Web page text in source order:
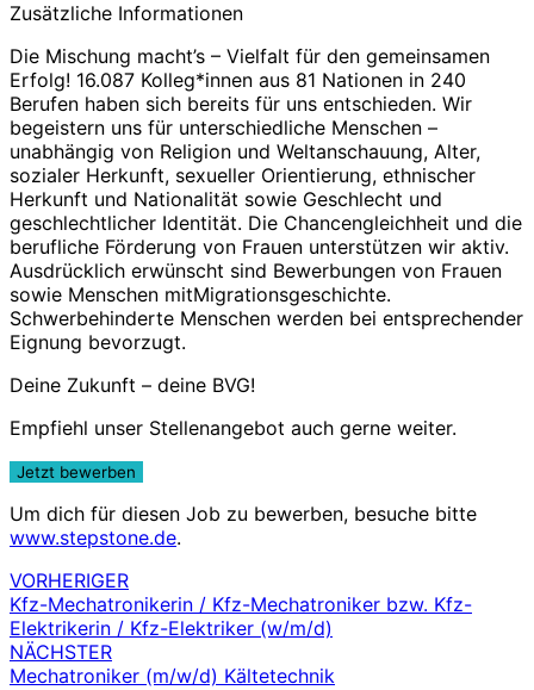
Zusätzliche Informationen
Die Mischung macht’s – Vielfalt für den gemeinsamen
Erfolg! 16.087 Kolleg*innen aus 81 Nationen in 240
Berufen haben sich bereits für uns entschieden. Wir
begeistern uns für unterschiedliche Menschen –
unabhängig von Religion und Weltanschauung, Alter,
sozialer Herkunft, sexueller Orientierung, ethnischer
Herkunft und Nationalität sowie Geschlecht und
geschlechtlicher Identität. Die Chancengleichheit und die
berufliche Förderung von Frauen unterstützen wir aktiv.
Ausdrücklich erwünscht sind Bewerbungen von Frauen
sowie Menschen mitMigrationsgeschichte.
Schwerbehinderte Menschen werden bei entsprechender
Eignung bevorzugt.
Deine Zukunft – deine BVG!
Empfiehl unser Stellenangebot auch gerne weiter.
Um dich für diesen Job zu bewerben, besuche bitte
www.stepstone.de.
Beitragsnavigation
VORHERIGER
Kfz-Mechatronikerin / Kfz-Mechatroniker bzw. Kfz-
Elektrikerin / Kfz-Elektriker (w/m/d)
NÄCHSTER
Mechatroniker (m/w/d) Kältetechnik